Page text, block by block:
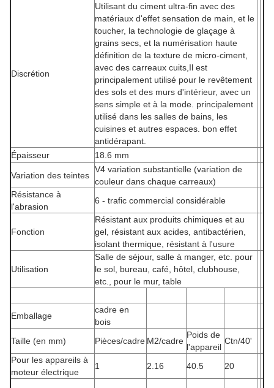
Discrétion
Utilisant du ciment ultra-fin avec des
matériaux d'effet sensation de main, et le
toucher, la technologie de glaçage à
grains secs, et la numérisation haute
définition de la texture de micro-ciment,
avec des carreaux cuits,Il est
principalement utilisé pour le revêtement
des sols et des murs d'intérieur, avec un
sens simple et à la mode. principalement
utilisé dans les salles de bains, les
cuisines et autres espaces. bon effet
antidérapant.
Épaisseur
18.6 mm
Variation des teintes
V4 variation substantielle (variation de
couleur dans chaque carreaux)
Résistance à
l'abrasion
6 - trafic commercial considérable
Fonction
Résistant aux produits chimiques et au
gel, résistant aux acides, antibactérien,
isolant thermique, résistant à l'usure
Utilisation
Salle de séjour, salle à manger, etc. pour
le sol, bureau, café, hôtel, clubhouse,
etc., pour le mur, table
Emballage
cadre en
bois
Taille (en mm)
Pièces/cadre M2/cadre
Poids de
l'appareil
Ctn/40'
Pour les appareils à
moteur électrique
1 2.16 40.5 20